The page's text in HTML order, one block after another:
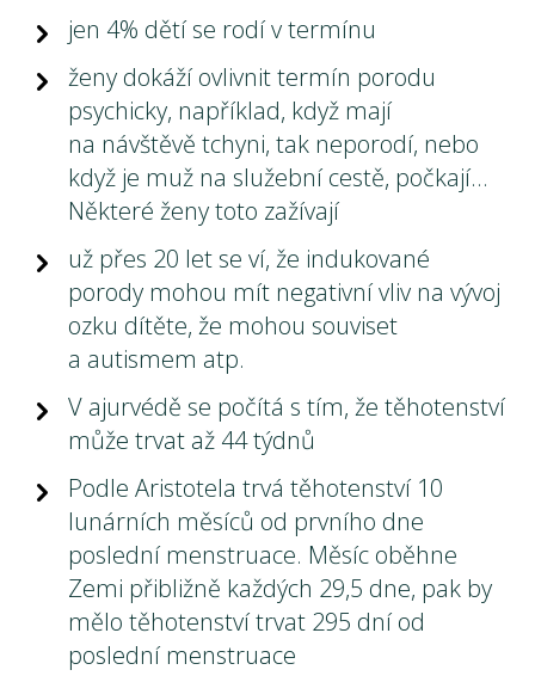
jen 4% dětí se rodí v termínu
ženy dokáží ovlivnit termín porodu
psychicky, například, když mají
na návštěvě tchyni, tak neporodí, nebo
když je muž na služební cestě, počkají…
Některé ženy toto zažívají
už přes 20 let se ví, že indukované
porody mohou mít negativní vliv na vývoj
ozku dítěte, že mohou souviset
a autismem atp.
V ajurvédě se počítá s tím, že těhotenství
může trvat až 44 týdnů
Podle Aristotela trvá těhotenství 10
lunárních měsíců od prvního dne
poslední menstruace. Měsíc oběhne
Zemi přibližně každých 29,5 dne, pak by
mělo těhotenství trvat 295 dní od
poslední menstruace